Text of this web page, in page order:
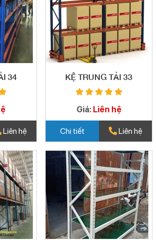
34
Liên hệ
KỆ TRUNG TẢI 33
Giá: Liên hệ
Chi tiết Liên hệ